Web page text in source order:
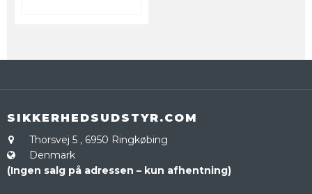
SIKKERHEDSUDSTYR.COM
Thorsvej 5 , 6950 Ringkøbing
Denmark
(Ingen salg på adressen – kun afhentning)